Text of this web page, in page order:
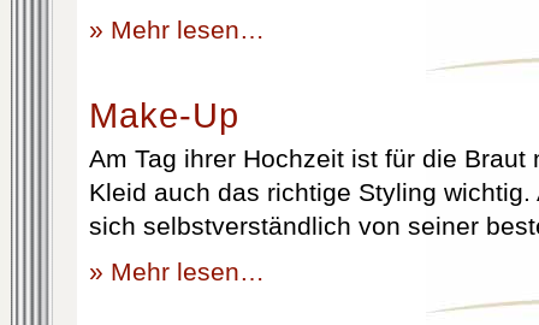
» Mehr lesen…
Make-Up
Am Tag ihrer Hochzeit ist für die Braut
Kleid auch das richtige Styling
sich selbstverständlich von seiner
» Mehr lesen…